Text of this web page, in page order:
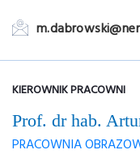
KIEROWNIK PRACOWNI
Prof. dr hab.
PRACOWNIA